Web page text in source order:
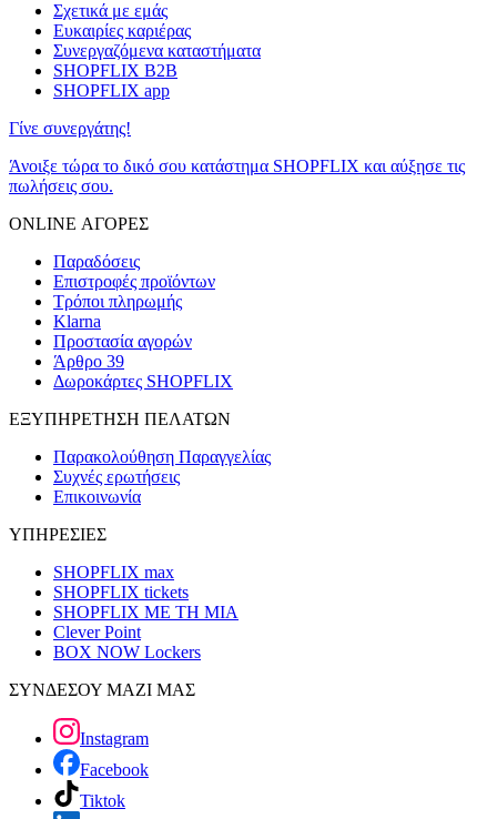
Σχετικά με εμάς
Ευκαιρίες καριέρας
Συνεργαζόμενα καταστήματα
SHOPFLIX B2B
SHOPFLIX app
Γίνε συνεργάτης!
Άνοιξε τώρα το δικό σου κατάστημα SHOPFLIX και αύξησε τις
πωλήσεις σου.
ONLINE ΑΓΟΡΕΣ
Παραδόσεις
Επιστροφές προϊόντων
Τρόποι πληρωμής
Klarna
Προστασία αγορών
Άρθρο 39
Δωροκάρτες SHOPFLIX
ΕΞΥΠΗΡΕΤΗΣΗ ΠΕΛΑΤΩΝ
Παρακολούθηση Παραγγελίας
Συχνές ερωτήσεις
Επικοινωνία
ΥΠΗΡΕΣΙΕΣ
SHOPFLIX max
SHOPFLIX tickets
SHOPFLIX ΜΕ ΤΗ ΜΙΑ
Clever Point
BOX NOW Lockers
ΣΥΝΔΕΣΟΥ ΜΑΖΙ ΜΑΣ
Instagram
Facebook
Tiktok